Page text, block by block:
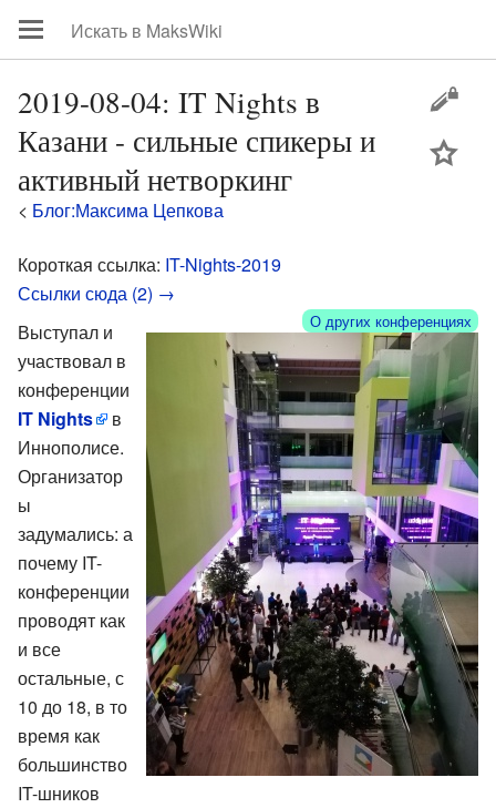
2019-08-04: IT Nights в
Казани - сильные спикеры и
активный нетворкинг
< Блог:Максима Цепкова
Короткая ссылка: IT-Nights-2019
Ссылки сюда (2) →
О других конференциях
Выступал и
участвовал в
конференции
IT Nights
в
Иннополисе.
Организатор
ы
задумались: а
почему IT-
конференции
проводят как
и все
остальные, с
10 до 18, в то
время как
большинство
IT-шников